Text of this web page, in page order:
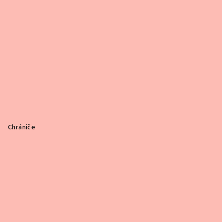
Chrániče